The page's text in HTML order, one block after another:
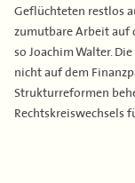
Geflüchteten restlos
zumutbare Arbeit auf
so Joachim Walter.
nicht auf dem
Strukturreformen
Rechtskreiswechsels